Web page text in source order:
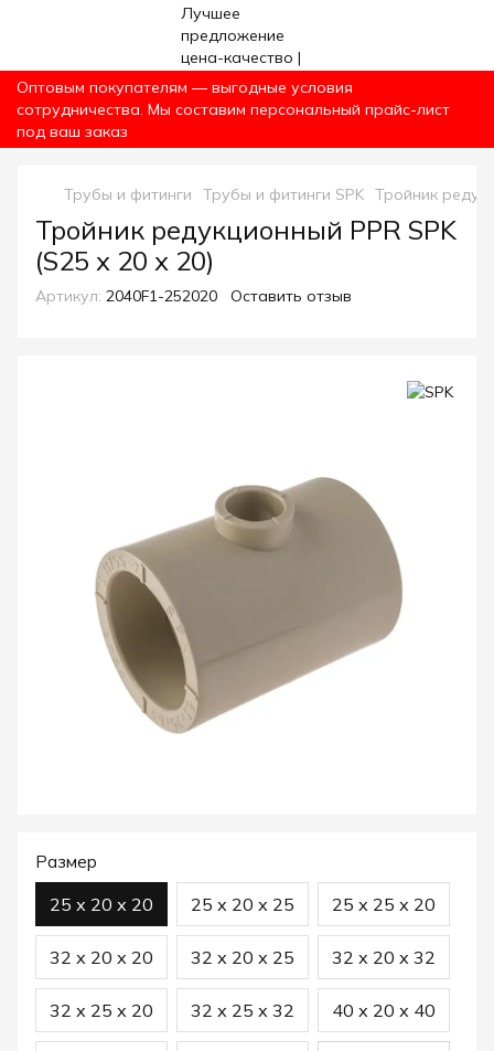
Оптовым покупателям — выгодные условия
сотрудничества. Мы составим персональный прайс-лист
под ваш заказ
Трубы и фитинги Трубы и фитинги SPK Тройник
Тройник редукционный PPR SPK
(S25 х 20 х 20)
Артикул: 2040F1-252020 Оставить отзыв
Размер
25 х 20 х 20 25 х 20 х 25 25 х 25 х 20
32 х 20 х 20 32 х 20 х 25 32 х 20 х 32
32 х 25 х 20 32 х 25 х 32 40 х 20 х 40